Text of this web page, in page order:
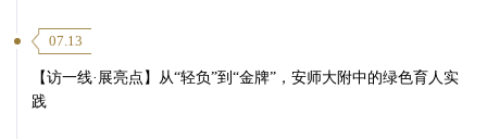
07.13
【访一线·展亮点】从“轻负”到“金牌”，安师大附中的绿色育人实
践